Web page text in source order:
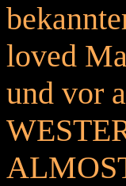
loved
und vor